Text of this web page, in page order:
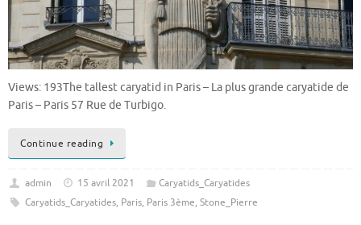
Views: 193The tallest caryatid in Paris – La plus grande caryatide de
Paris – Paris 57 Rue de Turbigo.
Continue reading
admin 15 avril 2021
Caryatids_Caryatides
Caryatids_Caryatides, Paris, Paris 3ème, Stone_Pierre